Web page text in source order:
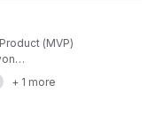
(MVP)
um
durchführen
+ 1 more